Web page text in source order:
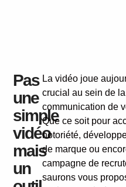
Pas
une
simple
vidéo
mais
un
La vidéo joue
crucial au sein de la
communication de
Que ce soit pour
notoriété,
de marque ou
campagne de
saurons vous